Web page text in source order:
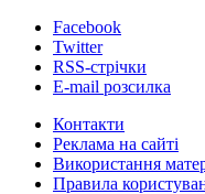
Facebook
Twitter
RSS-стрічки
E-mail розсилка
Контакти
Реклама на сайті
Використання
Правила